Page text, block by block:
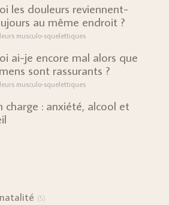
les douleurs reviennent-
au même endroit ?
musculo-squelettiques
ai-je encore mal alors que
sont rassurants ?
musculo-squelettiques
charge : anxiété, alcool et
(5)